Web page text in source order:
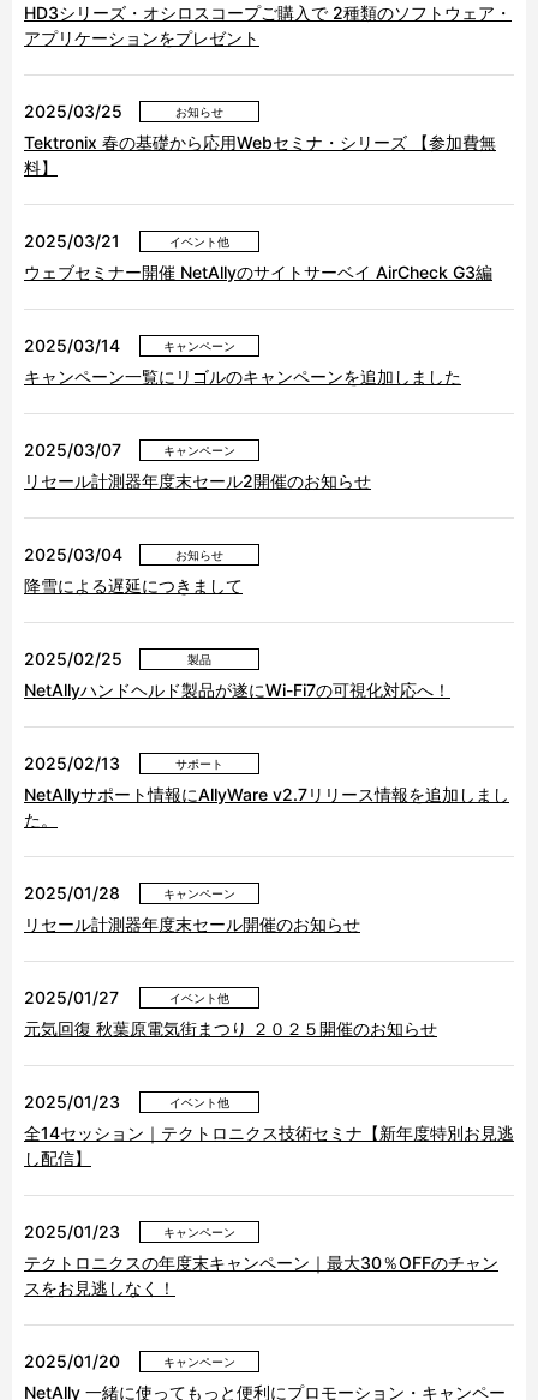
HD3シリーズ・オシロスコープご購入で 2種類のソフトウェア・
アプリケーションをプレゼント
2025/03/25 お知らせ
Tektronix 春の基礎から応用Webセミナ・シリーズ 【参加費無
料】
2025/03/21 イベント他
ウェブセミナー開催 NetAllyのサイトサーベイ AirCheck G3編
2025/03/14 キャンペーン
キャンペーン一覧にリゴルのキャンペーンを追加しました
2025/03/07 キャンペーン
リセール計測器年度末セール2開催のお知らせ
2025/03/04 お知らせ
降雪による遅延につきまして
2025/02/25 製品
NetAllyハンドヘルド製品が遂にWi-Fi7の可視化対応へ！
2025/02/13 サポート
NetAllyサポート情報にAllyWare v2.7リリース情報を追加しまし
た。
2025/01/28 キャンペーン
リセール計測器年度末セール開催のお知らせ
2025/01/27 イベント他
元気回復 秋葉原電気街まつり ２０２５開催のお知らせ
2025/01/23 イベント他
全14セッション｜テクトロニクス技術セミナ【新年度特別お見逃
し配信】
2025/01/23 キャンペーン
テクトロニクスの年度末キャンペーン｜最大30％OFFのチャン
スをお見逃しなく！
2025/01/20 キャンペーン
NetAlly 一緒に使ってもっと便利にプロモーション・キャンペー